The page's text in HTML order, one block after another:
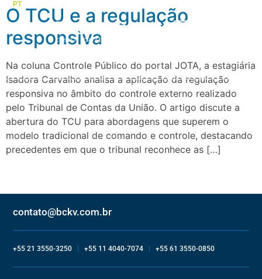
PT
O TCU e a regulação
responsiva
Na coluna Controle Público do portal JOTA, a estagiária
Isadora Carvalho analisa a aplicação da regulação
responsiva no âmbito do controle externo realizado
pelo Tribunal de Contas da União. O artigo discute a
abertura do TCU para abordagens que superem o
modelo tradicional de comando e controle, destacando
precedentes em que o tribunal reconhece as […]
contato@bckv.com.br
+55 21 3550-3250 +55 11 4040-7074 +55 61 3550-0850